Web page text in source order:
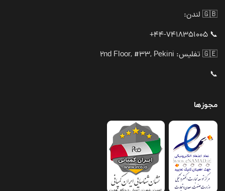
🇬🇧 لندن:
📞 44-7418351005+
🇬🇪 تفلیس: 2nd Floor, #33, Pekini
📞
مجوزها